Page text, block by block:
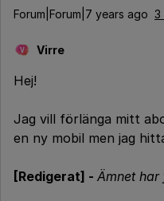
Forum|Forum|7 years ago 3
V Virre
Hej!
Jag vill förlänga mitt
en ny mobil men jag
[Redigerat] - Ämnet